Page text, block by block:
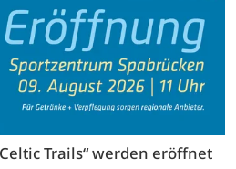
Trails“ werden eröffnet